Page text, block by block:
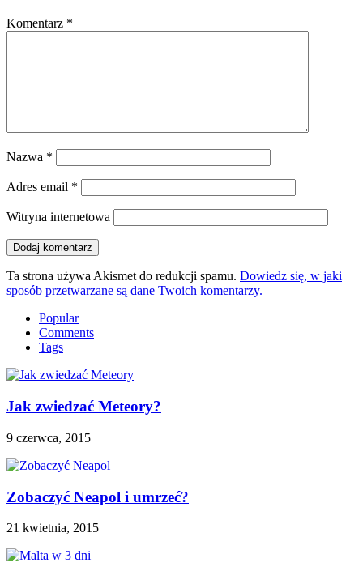
Komentarz *
Nazwa *
Adres email *
Witryna internetowa
Ta strona używa Akismet do redukcji spamu. Dowiedz się, w jaki
sposób przetwarzane są dane Twoich komentarzy.
Popular
Comments
Tags
Jak zwiedzać Meteory?
9 czerwca, 2015
Zobaczyć Neapol i umrzeć?
21 kwietnia, 2015